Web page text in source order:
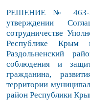
РЕШЕНИЕ № 463-
утверждении
сотрудничестве
Республике Крым
Раздольненский
соблюдения и
гражданина,
территории
район Республики